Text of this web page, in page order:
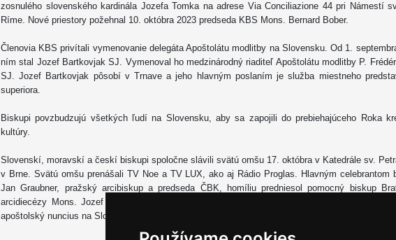
zosnulého slovenského kardinála Jozefa Tomka na adrese Via Conciliazione 44 pri Námestí
Ríme. Nové priestory požehnal 10. októbra 2023 predseda KBS Mons. Bernard Bober.
Členovia KBS privítali vymenovanie delegáta Apoštolátu modlitby na Slovensku. Od 1.
ním stal Jozef Bartkovjak SJ. Vymenoval ho medzinárodný riaditeľ Apoštolátu modlitby P.
SJ. Jozef Bartkovjak pôsobí v Trnave a jeho hlavným poslaním je služba miestneho
superiora.
Biskupi povzbudzujú všetkých ľudí na Slovensku, aby sa zapojili do prebiehajúceho Roka
kultúry.
Slovenskí, moravskí a českí biskupi spoločne slávili svätú omšu 17. októbra v Katedrále sv.
v Brne. Svätú omšu prenášali TV Noe a TV LUX, ako aj Rádio Proglas. Hlavným celebrantom
Jan Graubner, pražský arcibiskup a predseda ČBK, homíliu predniesol pomocný biskup
arcidiecézy Mons. Jozef Haľko. Na záver svätej omše sa prítomným prihovoril Mons. Nicola
apoštolský nuncius na Slovensku.